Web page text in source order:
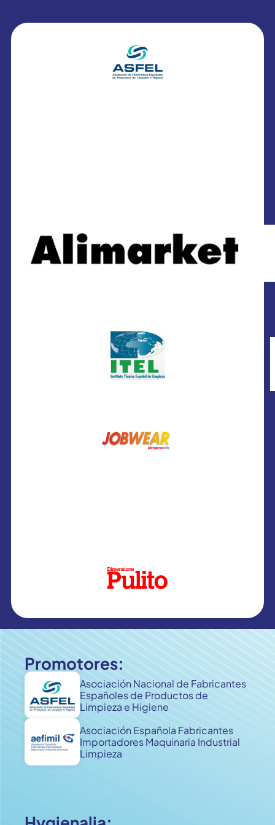
Promotores:
Asociación Nacional de Fabricantes
Españoles de Productos de
Limpieza e Higiene
Asociación Española Fabricantes
Importadores Maquinaria Industrial
Limpieza